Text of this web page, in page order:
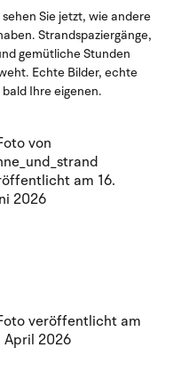
Sie jetzt, wie andere
Strandspaziergänge,
gemütliche Stunden
Echte Bilder, echte
Ihre eigenen.